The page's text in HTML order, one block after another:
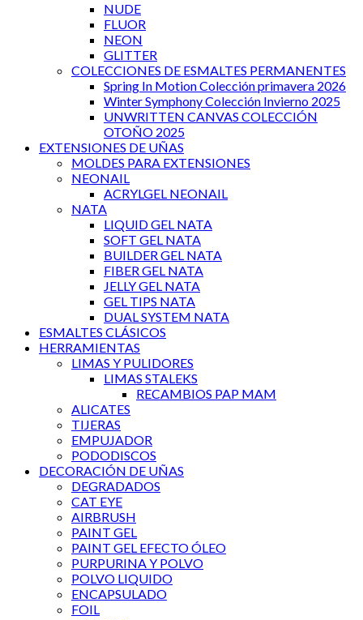
NUDE
FLUOR
NEON
GLITTER
COLECCIONES DE ESMALTES PERMANENTES
Spring In Motion Colección primavera 2026
Winter Symphony Colección Invierno 2025
UNWRITTEN CANVAS COLECCIÓN
OTOÑO 2025
EXTENSIONES DE UÑAS
MOLDES PARA EXTENSIONES
NEONAIL
ACRYLGEL NEONAIL
NATA
LIQUID GEL NATA
SOFT GEL NATA
BUILDER GEL NATA
FIBER GEL NATA
JELLY GEL NATA
GEL TIPS NATA
DUAL SYSTEM NATA
ESMALTES CLÁSICOS
HERRAMIENTAS
LIMAS Y PULIDORES
LIMAS STALEKS
RECAMBIOS PAP MAM
ALICATES
TIJERAS
EMPUJADOR
PODODISCOS
DECORACIÓN DE UÑAS
DEGRADADOS
CAT EYE
AIRBRUSH
PAINT GEL
PAINT GEL EFECTO ÓLEO
PURPURINA Y POLVO
POLVO LIQUIDO
ENCAPSULADO
FOIL